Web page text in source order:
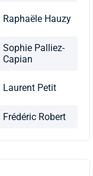
Raphaële Hauzy
Sophie Palliez-
Capian
Laurent Petit
Frédéric Robert